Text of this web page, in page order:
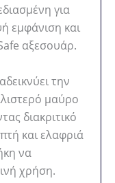
για
εμφάνιση και
αξεσουάρ.
την
μαύρο
διακριτικό
και ελαφριά
να
χρήση.